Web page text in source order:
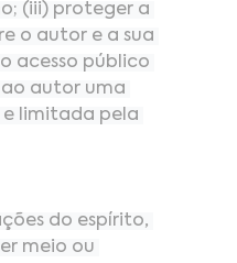
(iii) proteger a
o autor e a sua
acesso público
autor uma
limitada pela
do espírito,
meio ou